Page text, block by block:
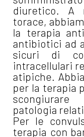
diuretico. A
torace,
la terapia
antibiotici ad
sicuri di
intracellulari
atipiche.
per la terapia
patologia
Per le
terapia con